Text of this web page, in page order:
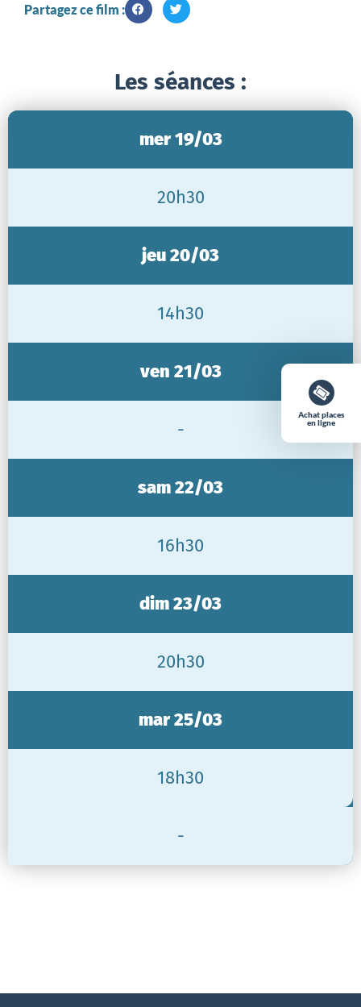
Partagez ce film :
Les séances :
Achat places
en ligne
mer 19/03
20h30
jeu 20/03
14h30
ven 21/03
-
sam 22/03
16h30
dim 23/03
20h30
mar 25/03
18h30
-